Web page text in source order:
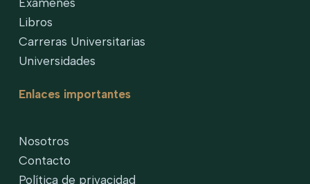
Examenes
Libros
Carreras Universitarias
Universidades
Enlaces importantes
Nosotros
Contacto
Política de privacidad